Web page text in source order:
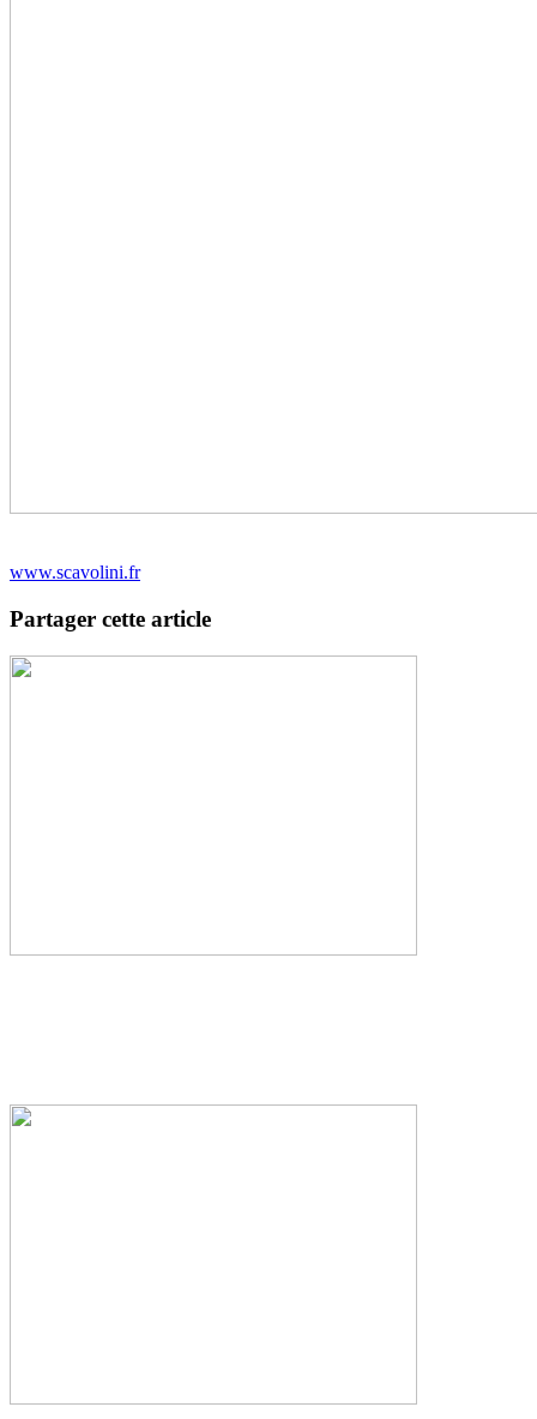
www.scavolini.fr
Partager cette article